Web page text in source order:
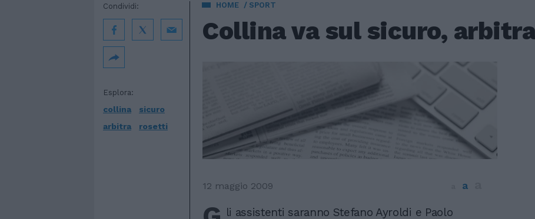
HOME SPORT
Collina va sul sicuro,
Esplora:
collina
sicuro
arbitra
rosetti
Condividi:
12 maggio 2009 a
li assistenti saranno Stefano Ayroldi e Paolo